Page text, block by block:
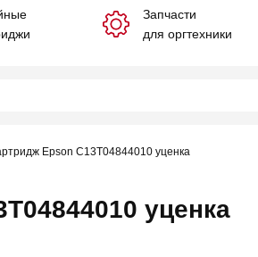
Запчасти
для оргтехники
Epson C13T04844010 уценка
уценка